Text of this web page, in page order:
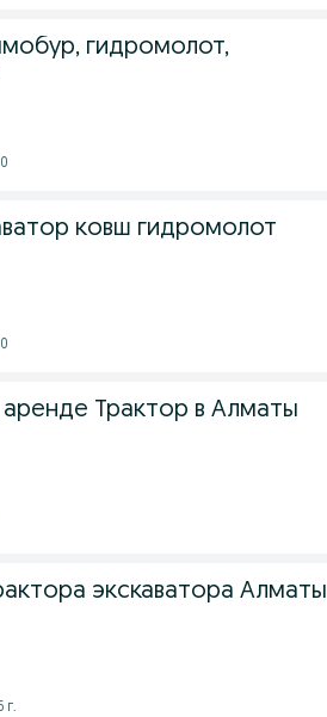
гидромолот,
ковш гидромолот
аренде Трактор в Алматы
экскаватора Алматы
г.